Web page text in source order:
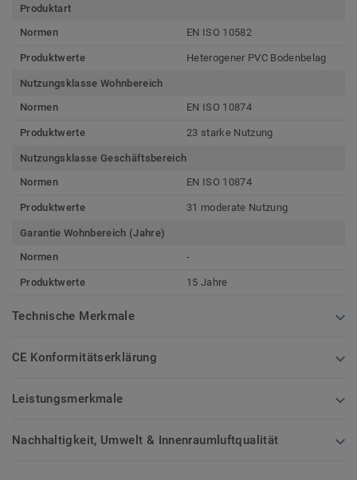
Produktart
Normen
EN ISO 10582
Produktwerte Heterogener PVC Bodenbelag
Nutzungsklasse Wohnbereich
Normen
EN ISO 10874
Produktwerte 23 starke Nutzung
Nutzungsklasse Geschäftsbereich
Normen
EN ISO 10874
Produktwerte 31 moderate Nutzung
Garantie Wohnbereich (Jahre)
Normen
-
Produktwerte 15 Jahre
Technische Merkmale
CE Konformitätserklärung
Leistungsmerkmale
Nachhaltigkeit, Umwelt & Innenraumluftqualität